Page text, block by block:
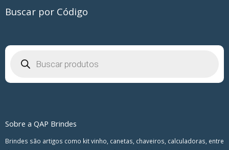
Buscar por Código
produtos
Sobre a QAP Brindes
Brindes são artigos como kit vinho, canetas, chaveiros, calculadoras, entre